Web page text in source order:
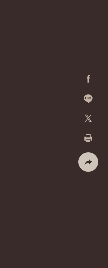
加入好
列印